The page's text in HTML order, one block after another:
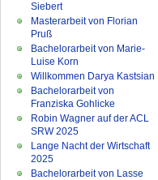
Siebert
Masterarbeit von Florian
Pruß
Bachelorarbeit von Marie-
Luise Korn
Willkommen Darya Kastsian
Bachelorarbeit von
Franziska Gohlicke
Robin Wagner auf der ACL
SRW 2025
Lange Nacht der Wirtschaft
2025
Bachelorarbeit von Lasse